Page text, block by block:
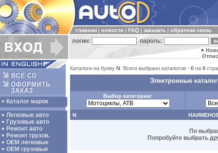
главная новости FAQ заказать обратная связь
логин: пароль:
Каталог марок
Легковые авто
Грузовые авто
Ремонт авто
Ремонт грузов.
ОЕМ легковые
OEM грузовые
Каталоги на букву N . Всего выбрано каталогов - 0 на 0
Электронные
Выбор категории:
N
По
Попробуйте выбрать